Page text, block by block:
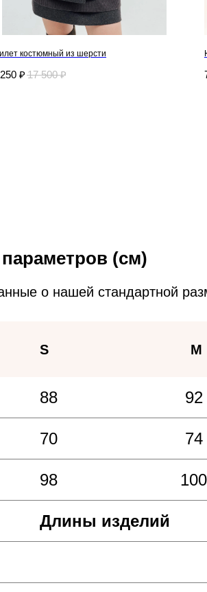
костюмный из шерсти
₽ 17 500 ₽
(см)
о нашей стандартной
Длины изделий
98 100
70 74
88 92
S M